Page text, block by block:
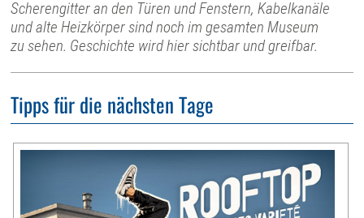
Scherengitter an den Türen und Fenstern, Kabelkanäle
und alte Heizkörper sind noch im gesamten Museum
zu sehen. Geschichte wird hier sichtbar und greifbar.
Tipps für die nächsten Tage